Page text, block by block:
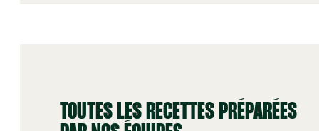
TOUTES LES RECETTES PRÉPARÉES